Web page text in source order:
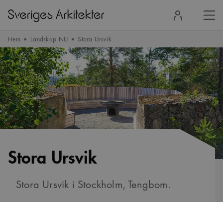
in
Hem Landskap NU Stora Ursvik
Stora Ursvik
Stora Ursvik i Stockholm, Tengbom.